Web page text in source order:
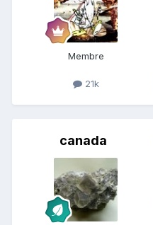
Membre
21k
canada